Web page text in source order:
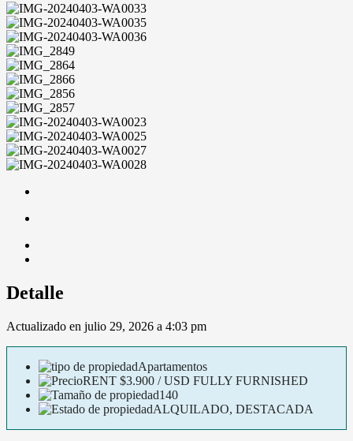
Detalle
Actualizado en julio 29, 2026 a 4:03 pm
Apartamentos
RENT $3.900 / USD FULLY FURNISHED
140
ALQUILADO, DESTACADA